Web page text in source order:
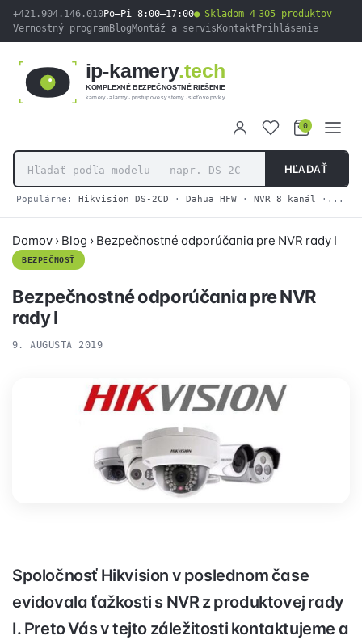
obsah
+421.904.146.010Po–Pi 8:00–17:00
Skladom 4 305 produktov
Vernostný programBlogMontáž a servisKontaktPrihlásenie
ip-kamery.tech
KOMPLEXNÉ BEZPEČNOSTNÉ RIEŠENIE
kamery · alarmy · prístupové systémy · sieťové prvky
HĽADAŤ
Populárne: Hikvision DS-2CD · Dahua HFW · NVR 8 kanál · 2N IP
0
Domov›Blog ›Bezpečnostné odporúčania pre NVR rady I
BEZPEČNOSŤ
Bezpečnostné odporúčania pre NVR
rady I
9. AUGUSTA 2019
Spoločnosť Hikvision v poslednom čase
evidovala ťažkosti s NVR z produktovej rady
I. Preto Vás v tejto záležitosti kontaktujeme a